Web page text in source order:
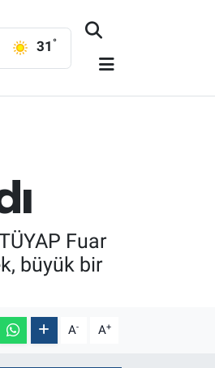
31 °
Fuar
büyük bir
A- A+